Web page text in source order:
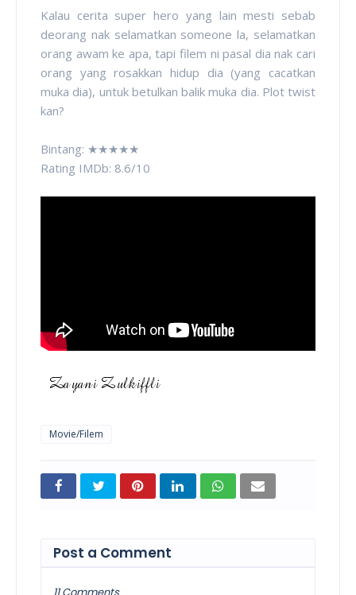
Kalau cerita super hero yang lain mesti sebab
deorang nak selamatkan someone la, selamatkan
orang awam ke apa, tapi filem ni pasal dia nak cari
orang yang rosakkan hidup dia (yang cacatkan
muka dia), untuk betulkan balik muka dia. Plot twist
kan?
Bintang: ★★★★★
Rating IMDb: 8.6/10
Movie/Filem
Post a Comment